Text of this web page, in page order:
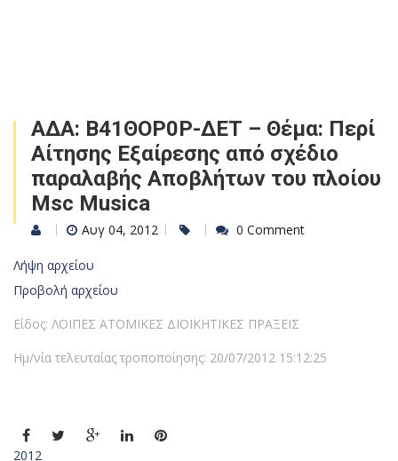
ΑΔΑ: Β41ΘΟΡ0Ρ-ΔΕΤ – Θέμα: Περί
Αίτησης Εξαίρεσης από σχέδιο
παραλαβής Αποβλήτων του πλοίου
Msc Musica
Αυγ 04, 2012 0 Comment
Λήψη αρχείου
Προβολή αρχείου
Είδος: ΛΟΙΠΕΣ ΑΤΟΜΙΚΕΣ ΔΙΟΙΚΗΤΙΚΕΣ ΠΡΑΞΕΙΣ
Ημ/νία τελευταίας τροποποίησης: 20/07/2012 15:12:25
2012